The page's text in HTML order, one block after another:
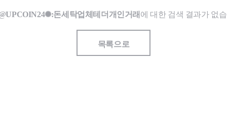
돈세탁업체테더개인거래 에 대한 검색 결과가 없
목록으로